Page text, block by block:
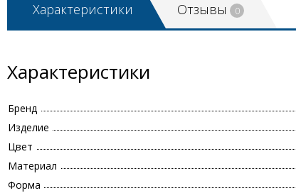
Характеристики Отзывы 0
Характеристики
Бренд
Изделие
Цвет
Материал
Форма